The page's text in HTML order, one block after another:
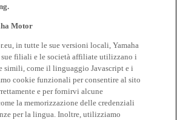
Motor
in tutte le sue versioni locali, Yamaha
sue filiali e le società affiliate utilizzano i
simili, come il linguaggio Javascript e i
cookie funzionali per consentire al sito
e per fornirvi alcune
la memorizzazione delle credenziali
per la lingua. Inoltre, utilizziamo